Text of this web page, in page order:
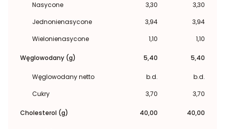
Nasycone 3,30
3,30
Jednonienasycone
3,94
3,94
Wielonienasycone
1,10 1,10
Węglowodany (g) 5,40 5,40
Węglowodany netto b.d.
b.d.
Cukry
3,70 3,70
Cholesterol (g) 40,00 40,00